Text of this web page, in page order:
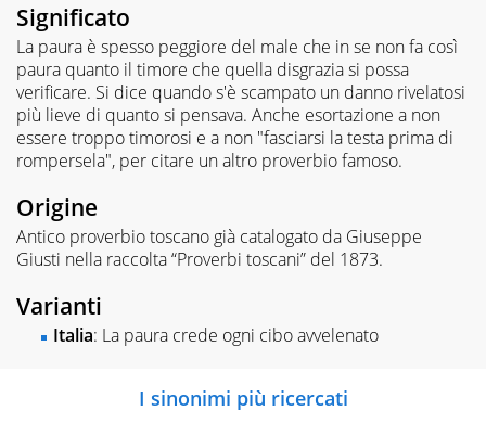
Significato
La paura è spesso peggiore del male che in se non fa così
paura quanto il timore che quella disgrazia si possa
verificare. Si dice quando s'è scampato un danno rivelatosi
più lieve di quanto si pensava. Anche esortazione a non
essere troppo timorosi e a non "fasciarsi la testa prima di
rompersela", per citare un altro proverbio famoso.
Origine
Antico proverbio toscano già catalogato da Giuseppe
Giusti nella raccolta “Proverbi toscani” del 1873.
Varianti
Italia: La paura crede ogni cibo avvelenato
I sinonimi più ricercati